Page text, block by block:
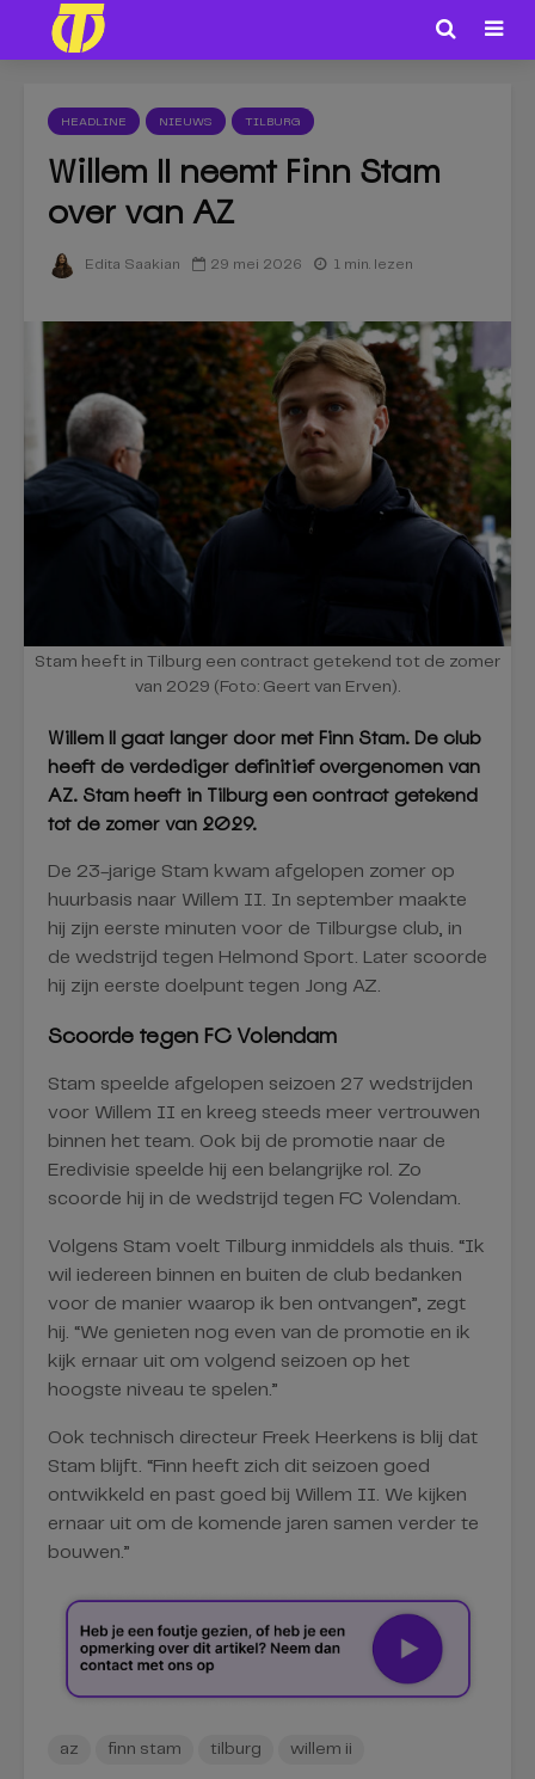
HEADLINE NIEUWS TILBURG
Willem II neemt Finn Stam
over van AZ
Edita Saakian 29 mei 2026 1 min. lezen
Stam heeft in Tilburg een contract getekend tot de zomer
van 2029 (Foto: Geert van Erven).
Willem II gaat langer door met Finn Stam. De club
heeft de verdediger definitief overgenomen van
AZ. Stam heeft in Tilburg een contract getekend
tot de zomer van 2029.
De 23-jarige Stam kwam afgelopen zomer op
huurbasis naar Willem II. In september maakte
hij zijn eerste minuten voor de Tilburgse club, in
de wedstrijd tegen Helmond Sport. Later scoorde
hij zijn eerste doelpunt tegen Jong AZ.
Scoorde tegen FC Volendam
Stam speelde afgelopen seizoen 27 wedstrijden
voor Willem II en kreeg steeds meer vertrouwen
binnen het team. Ook bij de promotie naar de
Eredivisie speelde hij een belangrijke rol. Zo
scoorde hij in de wedstrijd tegen FC Volendam.
Volgens Stam voelt Tilburg inmiddels als thuis. “Ik
wil iedereen binnen en buiten de club bedanken
voor de manier waarop ik ben ontvangen”, zegt
hij. “We genieten nog even van de promotie en ik
kijk ernaar uit om volgend seizoen op het
hoogste niveau te spelen.”
Ook technisch directeur Freek Heerkens is blij dat
Stam blijft. “Finn heeft zich dit seizoen goed
ontwikkeld en past goed bij Willem II. We kijken
ernaar uit om de komende jaren samen verder te
bouwen.”
az finn stam tilburg willem ii